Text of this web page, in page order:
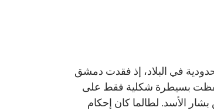
في البلاد، إذ فقدت دمشق
بسيطرة شكلية فقط على
الأسد. لطالما كان إحكام